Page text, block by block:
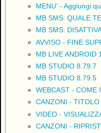
MENU' - Aggiungi
MB SMS: QUALE
MB SMS:
AVVISO - FINE
MB LIVE ANDROID
MB STUDIO 8.79.7
MB STUDIO 8.79.5
WEBCAST - COME
CANZONI - TITOLO
VIDEO -
CANZONI -